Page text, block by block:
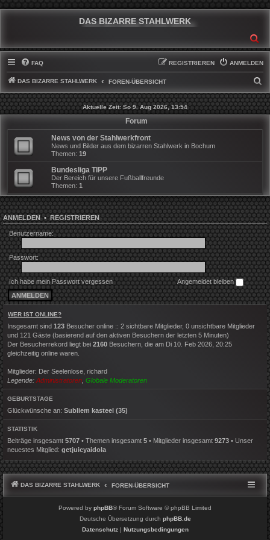
DAS BIZARRE STAHLWERK
FAQ ANMELDEN
REGISTRIEREN
DAS BIZARRE STAHLWERK FOREN-ÜBERSICHT
U
C
Aktuelle Zeit: So 9. Aug 2026, 13:54
Forum
News von der Stahlwerkfront
News und Bilder aus dem bizarren Stahlwerk in Bochum
Themen: 19
Bundesliga TIPP
Der Bereich für unsere Fußballfreunde
Themen: 1
ANMELDEN•REGISTRIEREN
Benutzername:
Passwort:
Ich habe mein Passwort vergessen Angemeldet bleiben
WER IST ONLINE?
Insgesamt sind 123 Besucher online :: 2 sichtbare Mitglieder, 0 unsichtbare Mitglieder
und 121 Gäste (basierend auf den aktiven Besuchern der letzten 5 Minuten)
Der Besucherrekord liegt bei 2160 Besuchern, die am Di 10. Feb 2026, 20:25
gleichzeitig online waren.
Mitglieder: Der Seelenlose richard
Legende: Administratoren Globale Moderatoren
GEBURTSTAGE
Glückwünsche an: Subliem kasteel (35)
STATISTIK
Beiträge insgesamt 5707 • Themen insgesamt 5 • Mitglieder insgesamt 9273 • Unser
neuestes Mitglied: getjuicyaidola
DAS BIZARRE STAHLWERK FOREN-ÜBERSICHT
Powered by phpBB® Forum Software © phpBB Limited
Deutsche Übersetzung durch phpBB.de
Datenschutz| Nutzungsbedingungen